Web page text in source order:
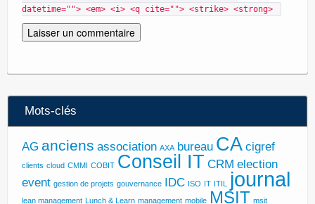
datetime=""> <em> <i> <q cite=""> <strike> <strong>
Mots-clés
AG anciens association AXA bureau CA cigref
clients cloud CMMI COBIT Conseil IT CRM election
event gestion de projets gouvernance IDC ISO IT ITIL journal
lean management Lunch & Learn management mobile MSIT msit